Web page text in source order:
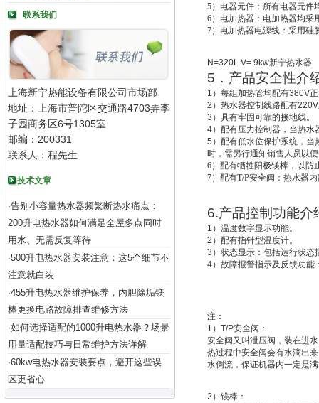
联系我们
上海新宁热能设备有限公司市场部
地址：上海市普陀区交通路4703弄李
子园商务区6号1305室
邮编：200331
联系人：程先生
技术文章
·告别小容量热水器频繁断热水痛点：
200升电热水器如何满足全屋多点同时
用水、无需反复等待
·500升电热水器安装注意：这5个细节不
注意就白装
·455升电热水器维护保养，内胆除垢镁
棒更换电路故障排查维修方法
·如何选择适配的1000升电热水器？场景
用量适配技巧与日常维护方法详解
·60kw电热水器安装要点，避开这些误
区更省心
5）电器元件：所有电器元件
6）电加热器：电加热器均采
7）电加热器电源线：采用硅
N=320L V= 9kw新宁热水器
5 ．产品安全性介
1 ）每组加热管均配有380V
2 ）热水器控制线路配有220V
3 ）具有牢固可靠的接地线。
4）配有压力控制器，当热水
5 ）配有低水位保护系统， 当
时，需另行通知销售人员以
6）配有牺牲阳极镁棒，以防
7）配有T/P安全阀：热水器
6.产品控制功能介
1 ）温度数字显示功能。
2 ）配有指针型温度计。
3 ）状态显示：包括运行状
4）故障报警指示及反馈功
注：
1 ） T/P安全阀：
安全阀又叫泄压阀 ，装在进
热过程中安全阀会有水滴出
水倒流，保证机器内一定是
2 ） 镁棒：